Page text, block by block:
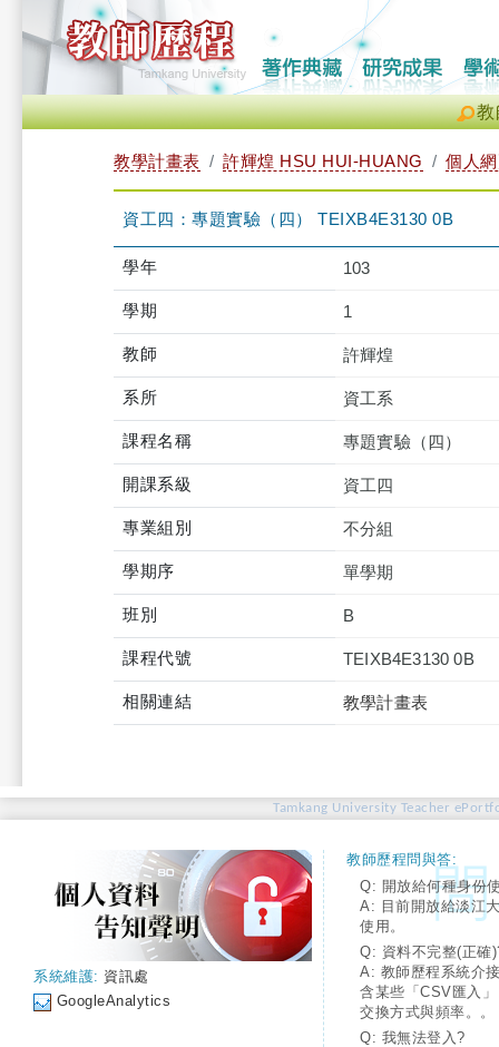
教
教學計畫表 許輝煌 HSU HUI-HUANG 個人
資工四：專題實驗（四） TEIXB4E3130 0B
學年 103
學期 1
教師 許輝煌
系所 資工系
課程名稱 專題實驗（四）
開課系級 資工四
專業組別 不分組
學期序 單學期
班別 B
課程代號 TEIXB4E3130 0B
相關連結 教學計畫表
Tamkang University Teacher
系統維護: 資訊處
GoogleAnalytics
教師歷程問與答:
Q: 開放給何種身份
A: 目前開放給淡江
使用。
Q: 資料不完整(正確
A: 教師歷程系統介
含某些「CSV匯入
交換方式與頻率。。
Q: 我無法登入?